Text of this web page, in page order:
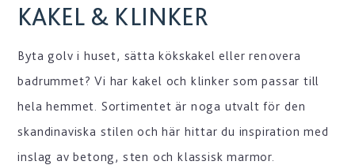
KAKEL & KLINKER
Byta golv i huset, sätta kökskakel eller renovera
badrummet? Vi har kakel och klinker som passar till
hela hemmet. Sortimentet är noga utvalt för den
skandinaviska stilen och här hittar du inspiration med
inslag av betong, sten och klassisk marmor.